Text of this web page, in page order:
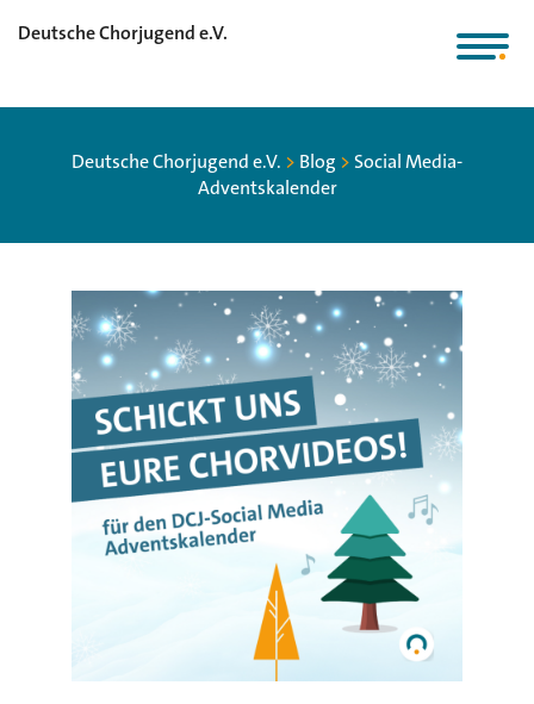
Deutsche Chorjugend e.V.
Deutsche Chorjugend e.V. > Blog > Social Media-
Adventskalender